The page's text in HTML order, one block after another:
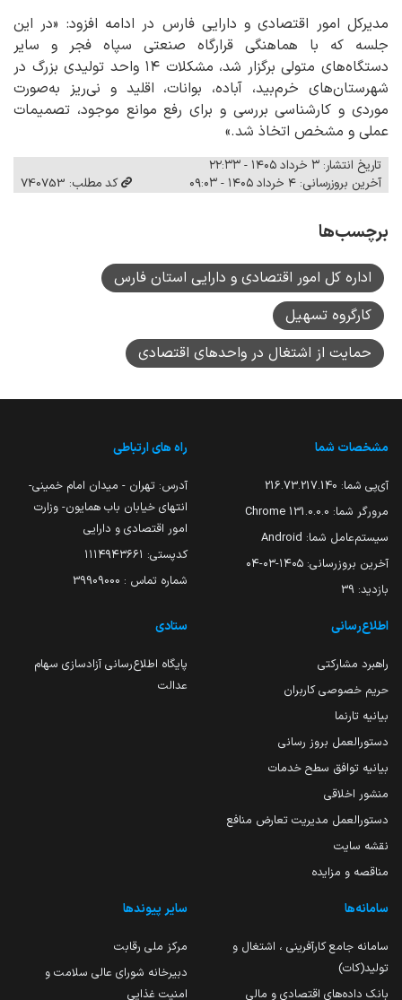
مدیرکل امور اقتصادی و دارایی فارس در ادامه افزود: «در این
جلسه که با هماهنگی قرارگاه صنعتی سپاه فجر و سایر
دستگاه‌های متولی برگزار شد، مشکلات ۱۴ واحد تولیدی بزرگ در
شهرستان‌های خرم‌بید، آباده، بوانات، اقلید و نی‌ریز به‌صورت
موردی و کارشناسی بررسی و برای رفع موانع موجود، تصمیمات
عملی و مشخص اتخاذ شد.»
تاریخ انتشار: ۳ خرداد ۱۴۰۵ - ۲۲:۳۳
آخرین بروزرسانی: ۴ خرداد ۱۴۰۵ - ۰۹:۰۳
کد مطلب: 740753
برچسب‌ها
اداره کل امور اقتصادی و دارایی استان فارس
کارگروه تسهیل
حمایت از اشتغال در واحدهای اقتصادی
مشخصات شما
آی‌پی شما: 216.73.217.140
مرورگر شما: 131.0.0.0 Chrome
سیستم‌عامل شما: Android
آخرین بروزرسانی: ۱۴۰۵-۰۳-۰۴
بازدید: 39
راه های ارتباطی
آدرس: تهران - میدان امام خمینی-
انتهای خیابان باب همایون- وزارت
امور اقتصادی و دارایی
کدپستی: ۱۱۱۴۹۴۳۶۶۱
شماره تماس : 39909000
اطلاع‌رسانی
راهبرد مشارکتی
حریم خصوصی کاربران
بیانیه تارنما
دستورالعمل بروز رسانی
بیانیه توافق سطح خدمات
منشور اخلاقی
دستورالعمل مدیریت تعارض منافع
نقشه سایت
مناقصه و مزایده
ستادی
پایگاه اطلاع‌رسانی آزادسازی سهام
عدالت
سامانه‌ها
سامانه جامع کارآفرینی ، اشتغال و
تولید(کات)
بانک داده‌های اقتصادی و مالی
سایر پیوندها
مرکز ملی رقابت
دبیرخانه شورای عالی سلامت و
امنیت غذایی